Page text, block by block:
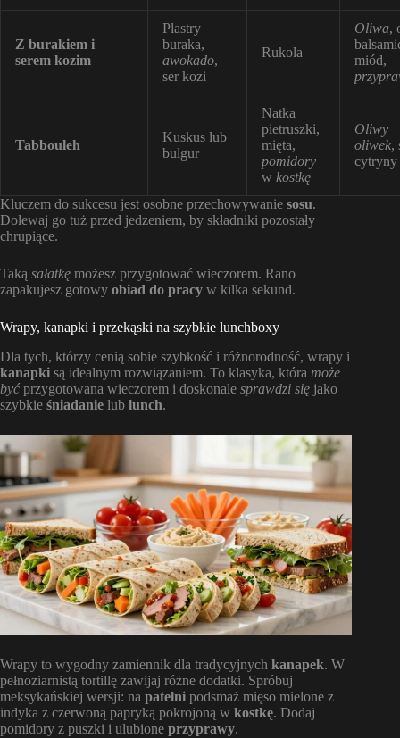
Z burakiem i
serem kozim
Plastry
buraka,
awokado,
ser kozi
Rukola
Oliwa,
miód,
Tabbouleh
Kuskus lub
bulgur
Natka
pietruszki,
mięta,
pomidory
w kostkę
Oliwy
oliwek,
cytryny
Kluczem do sukcesu jest osobne przechowywanie sosu.
Dolewaj go tuż przed jedzeniem, by składniki pozostały
chrupiące.
Taką sałatkę możesz przygotować wieczorem. Rano
zapakujesz gotowy obiad do pracy w kilka sekund.
Wrapy, kanapki i przekąski na szybkie lunchboxy
Dla tych, którzy cenią sobie szybkość i różnorodność, wrapy i
kanapki są idealnym rozwiązaniem. To klasyka, która może
byćprzygotowana wieczorem i doskonale sprawdzi się jako
szybkie śniadanie lub lunch.
Wrapy to wygodny zamiennik dla tradycyjnych kanapek. W
pełnoziarnistą tortillę zawijaj różne dodatki. Spróbuj
meksykańskiej wersji: na patelni podsmaż mięso mielone z
indyka z czerwoną papryką pokrojoną w kostkę. Dodaj
pomidory z puszki i ulubione przyprawy.